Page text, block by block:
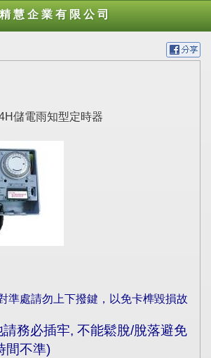
精 慧 企 業 有 限 公 司
儲電雨知型定時器
準處請勿上下撥鍵，以免卡榫毀損故
請務必插牢,不能鬆脫/脫落避免
間不準)